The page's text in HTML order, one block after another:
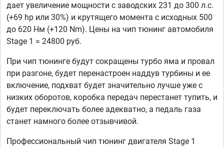
дает увеличение мощности с заводских 231 до 300 л.с.
(+69 hp или 30%) и крутящего момента с исходных 500
до 620 Нм (+120 Nm). Цены на чип тюнинг автомобиля
Stage 1 = 24800 руб.
При чип тюнинге будут сокращены турбо яма и провал
при разгоне, будет перенастроен наддув турбины и ее
включение, подхват будет значительно лучше уже с
низких оборотов, коробка передач перестанет тупить, и
будет переключать более адекватно, а педаль газа
станет намного более отзывчивой.
Профессиональный чип тюнинг двигателя Stage 1